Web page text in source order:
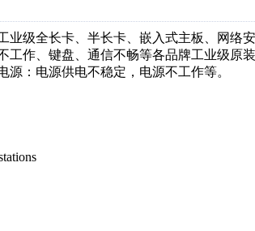
级全长卡、半长卡、嵌入式主板、网络
作、键盘、通信不畅等各品牌工业级原
：电源供电不稳定，电源不工作等。